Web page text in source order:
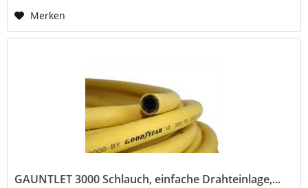
Merken
GAUNTLET 3000 Schlauch, einfache Drahteinlage,...